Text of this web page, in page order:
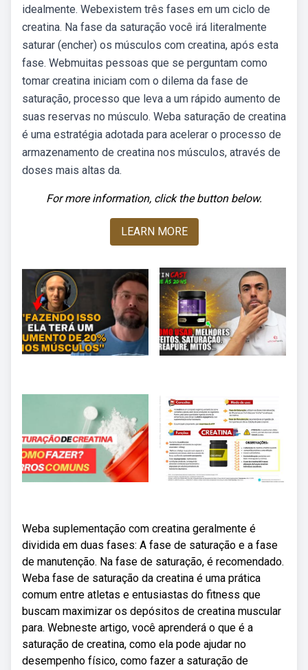
idealmente. Webexistem três fases em um ciclo de
creatina. Na fase da saturação você irá literalmente
saturar (encher) os músculos com creatina, após esta
fase. Webmuitas pessoas que se perguntam como
tomar creatina iniciam com o dilema da fase de
saturação, processo que leva a um rápido aumento de
suas reservas no músculo. Weba saturação de creatina
é uma estratégia adotada para acelerar o processo de
armazenamento de creatina nos músculos, através de
doses mais altas da.
For more information, click the button below.
LEARN MORE
Weba suplementação com creatina geralmente é
dividida em duas fases: A fase de saturação e a fase
de manutenção. Na fase de saturação, é recomendado.
Weba fase de saturação da creatina é uma prática
comum entre atletas e entusiastas do fitness que
buscam maximizar os depósitos de creatina muscular
para. Webneste artigo, você aprenderá o que é a
saturação de creatina, como ela pode ajudar no
desempenho físico, como fazer a saturação de